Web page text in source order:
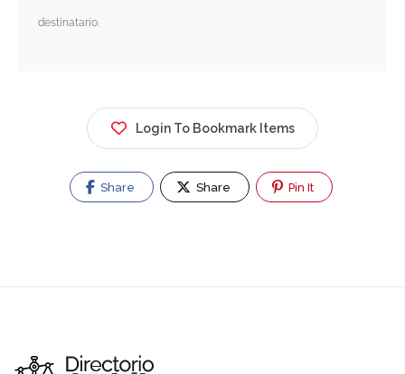
destinatario.
Login To Bookmark Items
Share Share Pin It